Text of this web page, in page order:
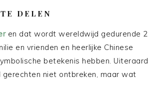
DELEN
en dat wordt wereldwijd gedurende 2
en vrienden en heerlijke Chinese
betekenis hebben. Uiteraard
niet ontbreken, maar wat